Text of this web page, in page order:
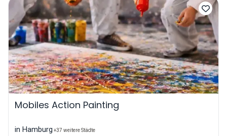
Mobiles Action Painting
in Hamburg +37 weitere Städte